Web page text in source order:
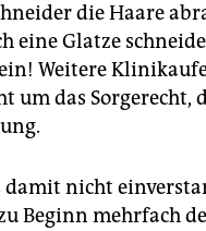
die Haare
eine Glatze
Weitere
um das Sorgerecht,
damit nicht
Beginn mehrfach